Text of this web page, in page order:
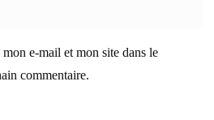
e-mail et mon site dans le
commentaire.